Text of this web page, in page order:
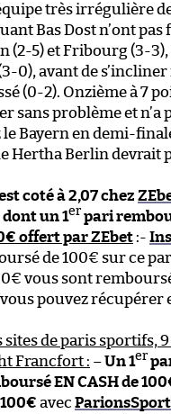
très irrégulière
Bas Dost n’ont
(2-5) et Fribourg (3-
0), avant de
(0-2). Onzième à 7
sans problème et n’a
Bayern en demi-
Hertha Berlin devrait
coté à 2,07 chez
dont un 1er pari
offert par ZEbet :-
de 100€ sur ce
vous sont
pouvez récupérer
sites de paris sportifs,
Francfort : –Un 1er
EN CASH de
avec